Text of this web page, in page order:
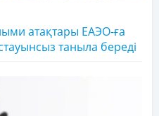
атақтары ЕАЭО-ға
таныла береді